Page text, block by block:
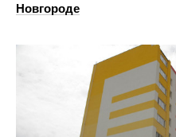
Новгороде